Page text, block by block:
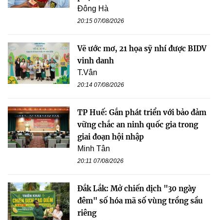
Đông Hà
20:15 07/08/2026
Vẽ ước mơ, 21 họa sỹ nhí được BIDV
vinh danh
T.Vân
20:14 07/08/2026
TP Huế: Gắn phát triển với bảo đảm
vững chắc an ninh quốc gia trong
giai đoạn hội nhập
Minh Tân
20:11 07/08/2026
Đắk Lắk: Mở chiến dịch "30 ngày
đêm" số hóa mã số vùng trồng sầu
riêng